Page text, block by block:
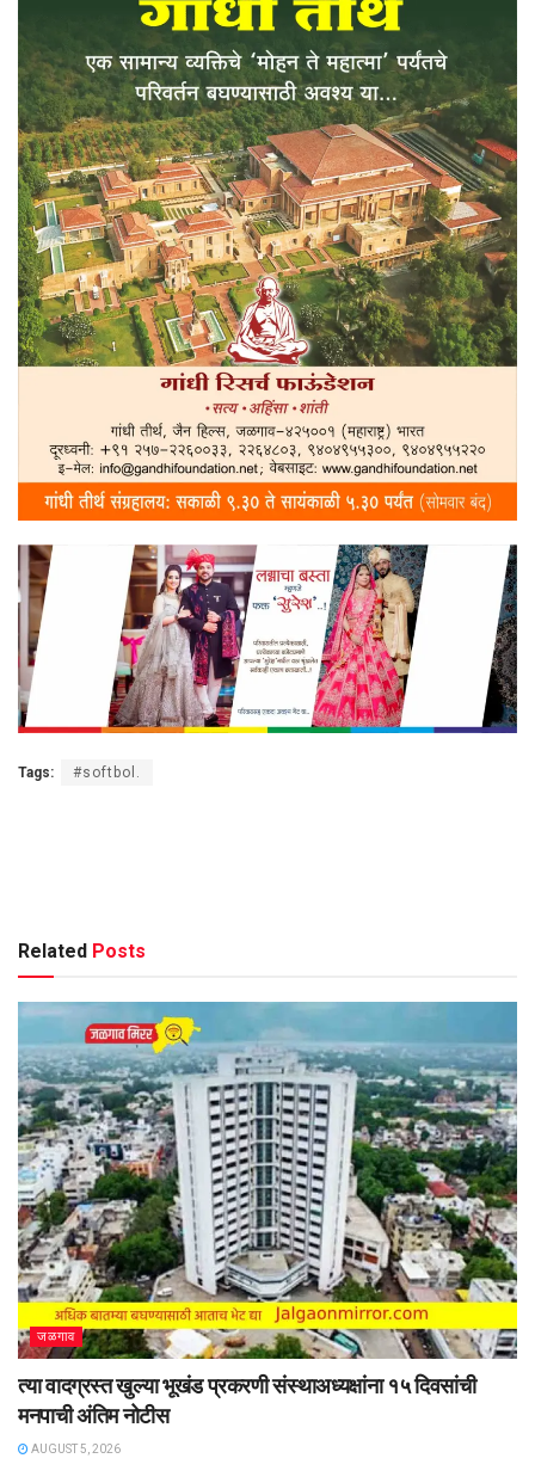
Tags: #softbol.
Related Posts
जळगाव
त्या वादग्रस्त खुल्या भूखंड प्रकरणी संस्थाअध्यक्षांना १५ दिवसांची
मनपाची अंतिम नोटीस
AUGUST 5, 2026